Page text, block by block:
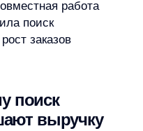
товаров для
темпами:
в 2023—2024
по данным
устройства